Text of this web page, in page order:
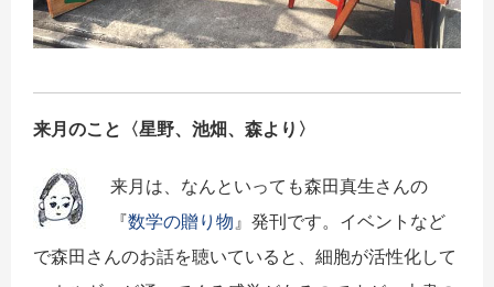
来月のこと〈星野、池畑、森より〉
来月は、なんといっても森田真生さんの
『数学の贈り物』発刊です。イベントなど
で森田さんのお話を聴いていると、細胞が活性化して